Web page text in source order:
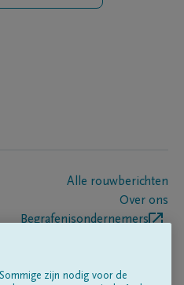
Alle rouwberichten
Over ons
Begrafenisondernemers
zijn nodig voor de